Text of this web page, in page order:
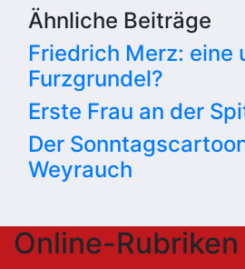
Ähnliche Beiträge
Friedrich Merz: eine
Furzgrundel?
Erste Frau an der
Der
Weyrauch
Online-Rubriken